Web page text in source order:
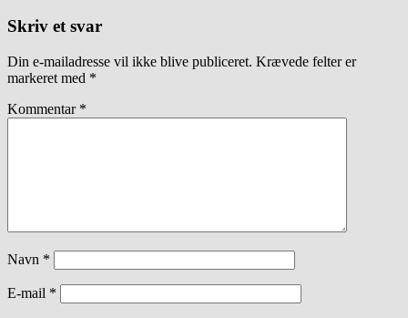
Skriv et svar
Din e-mailadresse vil ikke blive publiceret. Krævede felter er
markeret med *
Kommentar *
Navn *
E-mail *